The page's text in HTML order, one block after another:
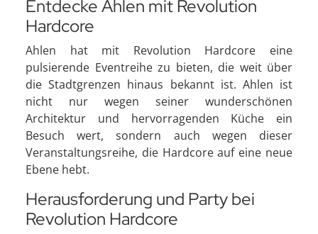
Entdecke Ahlen mit Revolution
Hardcore
Ahlen hat mit Revolution Hardcore eine
pulsierende Eventreihe zu bieten, die weit über
die Stadtgrenzen hinaus bekannt ist. Ahlen ist
nicht nur wegen seiner wunderschönen
Architektur und hervorragenden Küche ein
Besuch wert, sondern auch wegen dieser
Veranstaltungsreihe, die Hardcore auf eine neue
Ebene hebt.
Herausforderung und Party bei
Revolution Hardcore